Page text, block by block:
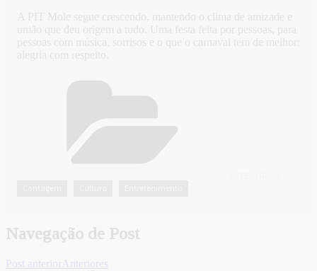
A PIT Mole segue crescendo, mantendo o clima de amizade e
união que deu origem a tudo. Uma festa feita por pessoas, para
pessoas com música, sorrisos e o que o carnaval tem de melhor:
alegria com respeito.
Navegação de Post
Post anterior Anteriores